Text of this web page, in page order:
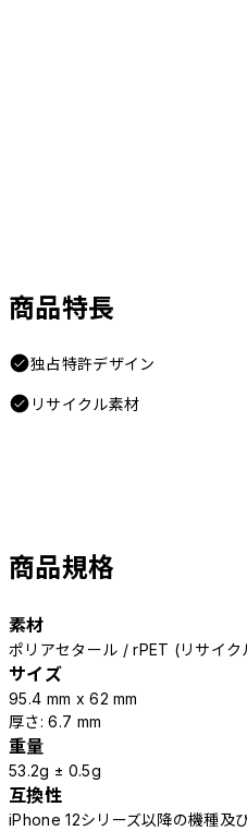
商品特長
独占特許デザイン
リサイクル素材
商品規格
素材
ポリアセタール / rPET (リサイ
サイズ
95.4 mm x 62 mm
厚さ: 6.7 mm
重量
53.2g ± 0.5g
互換性
iPhone 12シリーズ以降の機種及